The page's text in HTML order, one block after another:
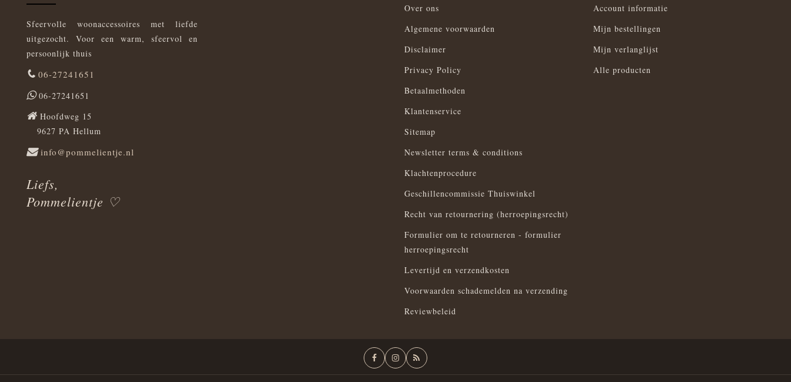
Sfeervolle woonaccessoires met liefde
uitgezocht. Voor een warm, sfeervol en
persoonlijk thuis
06-27241651
06-27241651
Hoofdweg 15
9627 PA Hellum
info@pommelientje.nl
Liefs,
Pommelientje ♡
Over ons
Algemene voorwaarden
Disclaimer
Privacy Policy
Betaalmethoden
Klantenservice
Sitemap
Newsletter terms & conditions
Klachtenprocedure
Geschillencommissie Thuiswinkel
Recht van retournering (herroepingsrecht)
Formulier om te retourneren - formulier
herroepingsrecht
Levertijd en verzendkosten
Voorwaarden schademelden na verzending
Reviewbeleid
Account informatie
Mijn bestellingen
Mijn verlanglijst
Alle producten